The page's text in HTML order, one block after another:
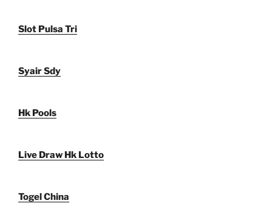
Slot Pulsa Tri
Syair Sdy
Hk Pools
Live Draw Hk Lotto
Togel China